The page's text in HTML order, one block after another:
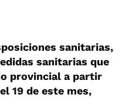
sanitarias,
sanitarias que
provincial a partir
19 de este mes,